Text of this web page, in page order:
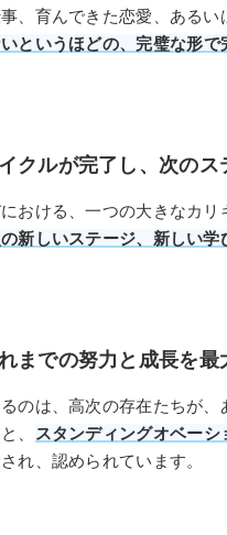
、育んできた恋愛、ある
というほどの、完璧な形で
クルが完了し、次のス
おける、一つの大きなカリ
新しいステージ、新しい
までの努力と成長を最
のは、高次の存在たちが
、
スタンディングオベー
れ、認められています。